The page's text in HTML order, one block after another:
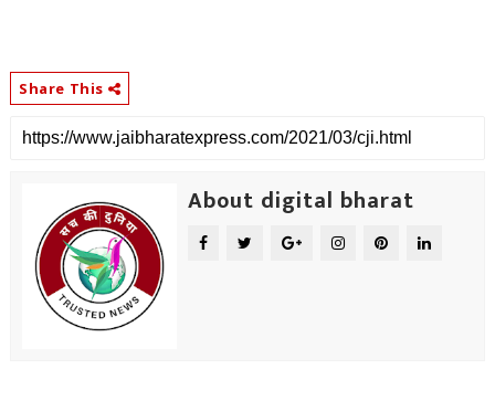
Share This
About digital bharat